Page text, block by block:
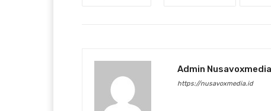
Admin Nusavoxmedia
https://nusavoxmedia.id